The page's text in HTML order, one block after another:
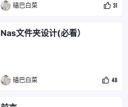
磕巴白菜 31
Nas文件夹设计(必看）
磕巴白菜 48